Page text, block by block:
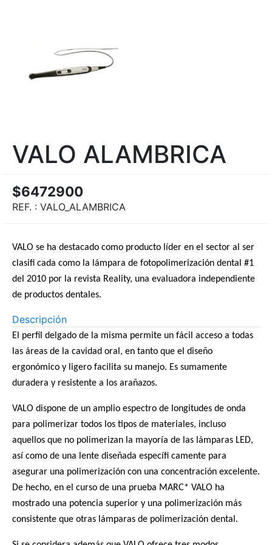
VALO ALAMBRICA
$6472900
REF. : VALO_ALAMBRICA
VALO se ha destacado como producto líder en el sector al ser
clasifi cada como la lámpara de fotopolimerización dental #1
del 2010 por la revista Reality, una evaluadora independiente
de productos dentales.
Descripción
El perfil delgado de la misma permite un fácil acceso a todas
las áreas de la cavidad oral, en tanto que el diseño
ergonómico y ligero facilita su manejo. Es sumamente
duradera y resistente a los arañazos.
VALO dispone de un amplio espectro de longitudes de onda
para polimerizar todos los tipos de materiales, incluso
aquellos que no polimerizan la mayoría de las lámparas LED,
así como de una lente diseñada específi camente para
asegurar una polimerización con una concentración excelente.
De hecho, en el curso de una prueba MARC* VALO ha
mostrado una potencia superior y una polimerización más
consistente que otras lámparas de polimerización dental.